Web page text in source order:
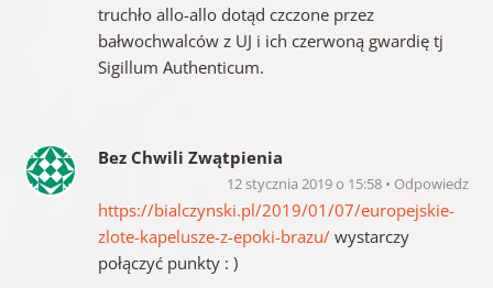
truchło allo-allo dotąd czczone przez
bałwochwalców z UJ i ich czerwoną gwardię tj
Sigillum Authenticum.
Bez Chwili Zwątpienia
12 stycznia 2019 o 15:58 Odpowiedz
https://bialczynski.pl/2019/01/07/europejskie-
zlote-kapelusze-z-epoki-brazu/wystarczy
połączyć punkty : )